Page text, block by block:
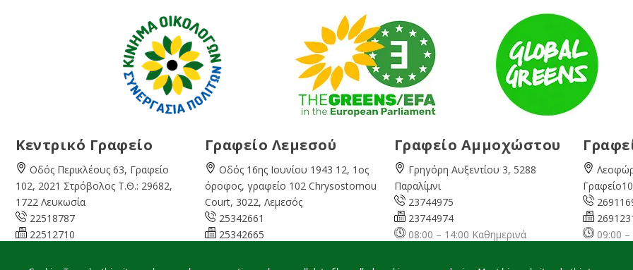
Κεντρικό Γραφείο
Οδός Περικλέους 63, Γραφείο
102, 2021 Στρόβολος Τ.Θ.: 29682,
1722 Λευκωσία
22518787
22512710
info@cyprusgreens.org
Γραφείο Λεμεσού
Οδός 16ης Ιουνίου 1943 12, 1ος
όροφος, γραφείο 102 Chrysostomou
Court, 3022, Λεμεσός
25342661
25342665
limassol@
cyprusgreens.org
Γραφείο Αμμοχώστου
Γρηγόρη Αυξεντίου 3, 5288
Παραλίμνι
23744975
23744974
08:00 – 14:00 Καθημερινά
09:00